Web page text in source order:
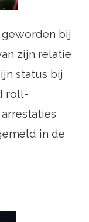
geworden bij
zijn relatie
status bij
roll-
in de